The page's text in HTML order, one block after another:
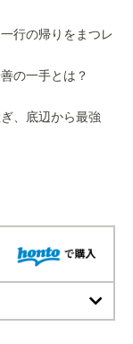
行の帰りをまつレ
の一手とは？
、底辺から最強